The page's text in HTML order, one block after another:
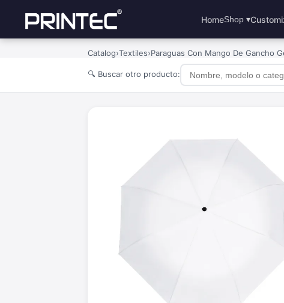
HomeShop ▾
Catalog›Textiles›Paraguas Con Mango De Gancho
🔍 Buscar otro producto: